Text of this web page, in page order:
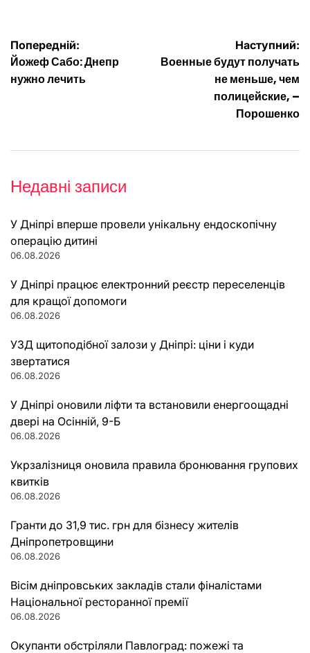
Навігація
записів
Попередній:
Йожеф Сабо: Днепр
нужно лечить
Наступний:
Военные будут получать
не меньше, чем
полицейские, –
Порошенко
Недавні записи
У Дніпрі вперше провели унікальну ендоскопічну
операцію дитині
06.08.2026
У Дніпрі працює електронний реєстр переселенців
для кращої допомоги
06.08.2026
УЗД щитоподібної залози у Дніпрі: ціни і куди
звертатися
06.08.2026
У Дніпрі оновили ліфти та встановили енергоощадні
двері на Осінній, 9-Б
06.08.2026
Укрзалізниця оновила правила бронювання групових
квитків
06.08.2026
Гранти до 31,9 тис. грн для бізнесу жителів
Дніпропетровщини
06.08.2026
Вісім дніпровських закладів стали фіналістами
Національної ресторанної премії
06.08.2026
Окупанти обстріляли Павлоград: пожежі та